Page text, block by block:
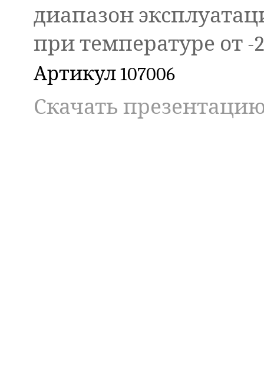
диапазон
при температуре от -
Артикул 107006
Скачать презентацию